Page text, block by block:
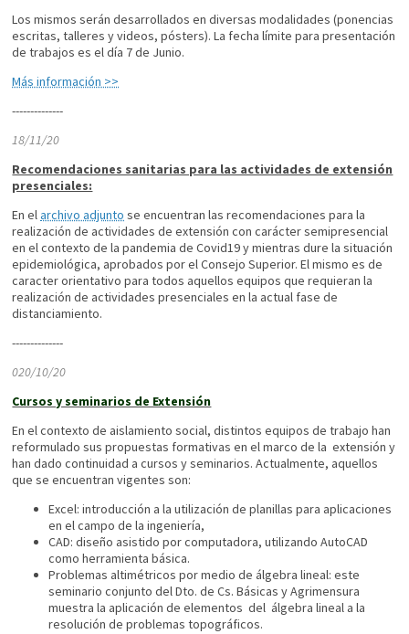
Los mismos serán desarrollados en diversas modalidades (ponencias
escritas, talleres y videos, pósters). La fecha límite para presentación
de trabajos es el día 7 de Junio.
Más información >>
--------------
18/11/20
Recomendaciones sanitarias para las actividades de extensión
presenciales:
En elarchivo adjunto se encuentran las recomendaciones para la
realización de actividades de extensión con carácter semipresencial
en el contexto de la pandemia de Covid19 y mientras dure la situación
epidemiológica, aprobados por el Consejo Superior. El mismo es de
caracter orientativo para todos aquellos equipos que requieran la
realización de actividades presenciales en la actual fase de
distanciamiento.
--------------
020/10/20
Cursos y seminarios de Extensión
En el contexto de aislamiento social, distintos equipos de trabajo han
reformulado sus propuestas formativas en el marco de la extensión y
han dado continuidad a cursos y seminarios. Actualmente, aquellos
que se encuentran vigentes son:
Excel: introducción a la utilización de planillas para aplicaciones
en el campo de la ingeniería,
CAD: diseño asistido por computadora, utilizando AutoCAD
como herramienta básica.
Problemas altimétricos por medio de álgebra lineal: este
seminario conjunto del Dto. de Cs. Básicas y Agrimensura
muestra la aplicación de elementos del álgebra lineal a la
resolución de problemas topográficos.